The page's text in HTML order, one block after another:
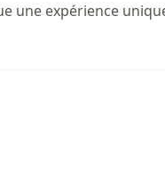
une expérience